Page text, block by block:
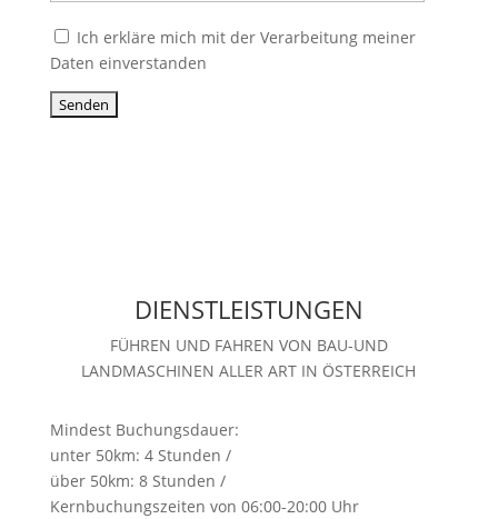
Ich erkläre mich mit der Verarbeitung meiner
Daten einverstanden
DIENSTLEISTUNGEN
FÜHREN UND FAHREN VON BAU-UND
LANDMASCHINEN ALLER ART IN ÖSTERREICH
Mindest Buchungsdauer:
unter 50km: 4 Stunden /
über 50km: 8 Stunden /
Kernbuchungszeiten von 06:00-20:00 Uhr